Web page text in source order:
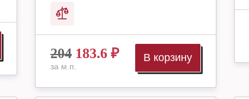
204 183.6 ₽
за м.п.
В корзину